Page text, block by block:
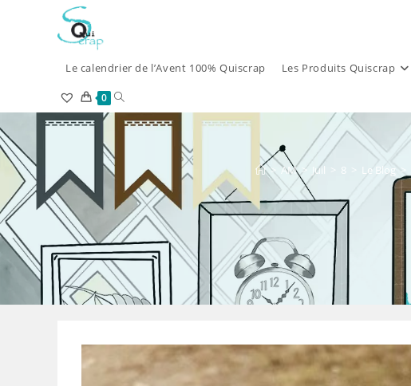
Le calendrier de l’Avent 100% Quiscrap Les Produits Quiscrap
0 Toggle
website
search
> AM > Juil > 8 > Le Blog >